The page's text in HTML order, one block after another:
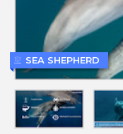
SEA SHEPHERD